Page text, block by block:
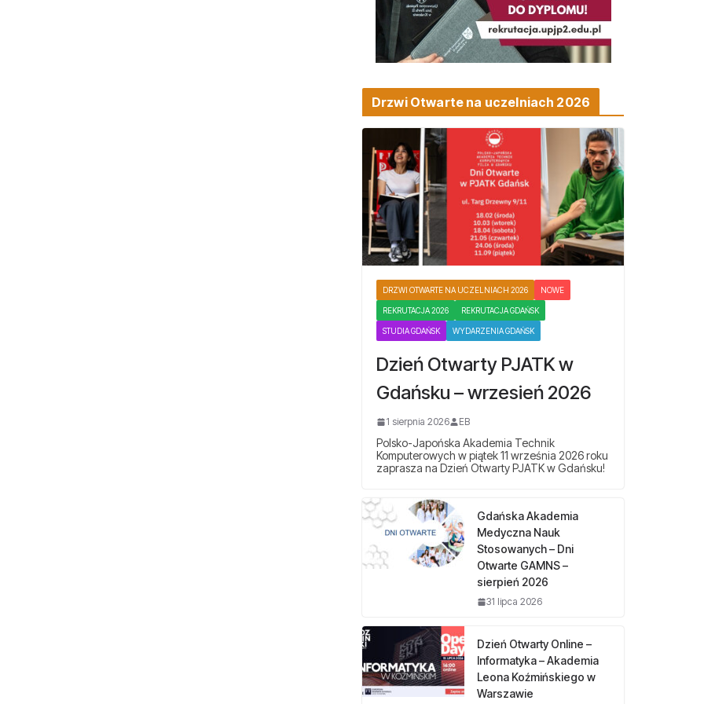
Drzwi Otwarte na uczelniach 2026
DRZWI OTWARTE NA UCZELNIACH 2026 NOWE
REKRUTACJA 2026 REKRUTACJA GDAŃSK
STUDIA GDAŃSK WYDARZENIA GDAŃSK
Dzień Otwarty PJATK w
Gdańsku – wrzesień 2026
1 sierpnia 2026 EB
Polsko-Japońska Akademia Technik
Komputerowych w piątek 11 września 2026 roku
zaprasza na Dzień Otwarty PJATK w Gdańsku!
Gdańska Akademia
Medyczna Nauk
Stosowanych – Dni
Otwarte GAMNS –
sierpień 2026
31 lipca 2026
Dzień Otwarty Online –
Informatyka – Akademia
Leona Koźmińskiego w
Warszawie